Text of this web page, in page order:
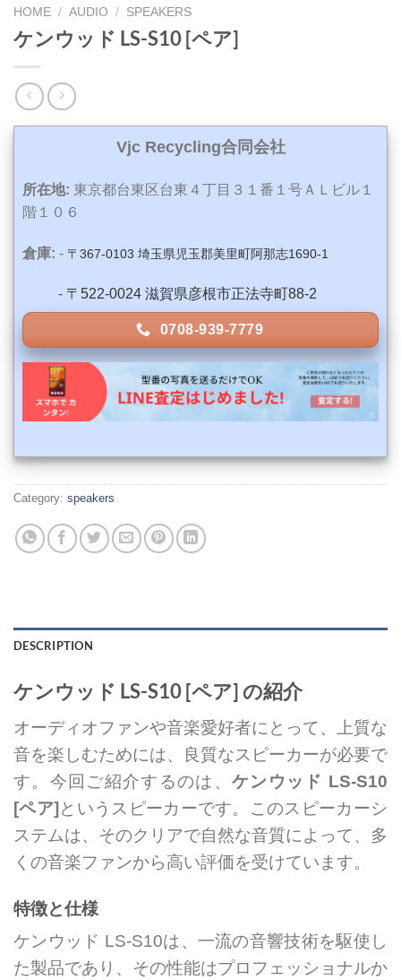
HOME / AUDIO / SPEAKERS
ケンウッド LS-S10 [ペア]
Vjc Recycling合同会社
所在地: 東京都台東区台東４丁目３１番１号ＡＬビル１
階１０６
倉庫: - 〒367-0103 埼玉県児玉郡美里町阿那志1690-1
- 〒522-0024 滋賀県彦根市正法寺町88-2
0708-939-7779
Category: speakers
DESCRIPTION
ケンウッド LS-S10 [ペア] の紹介
オーディオファンや音楽愛好者にとって、上質な
音を楽しむためには、良質なスピーカーが必要で
す。今回ご紹介するのは、 ケンウッド LS-S10
[ペア]というスピーカーです。このスピーカーシ
ステムは、そのクリアで自然な音質によって、多
くの音楽ファンから高い評価を受けています。
特徴と仕様
ケンウッド LS-S10は、一流の音響技術を駆使し
た製品であり、その性能はプロフェッショナルか